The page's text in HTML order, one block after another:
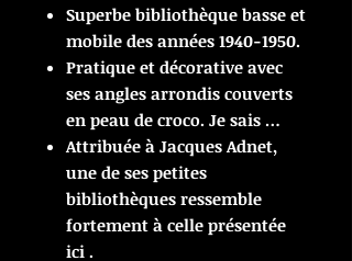
Superbe bibliothèque basse et
mobile des années 1940-1950.
Pratique et décorative avec
ses angles arrondis couverts
en peau de croco. Je sais …
Attribuée à Jacques Adnet,
une de ses petites
bibliothèques ressemble
fortement à celle présentée
ici .